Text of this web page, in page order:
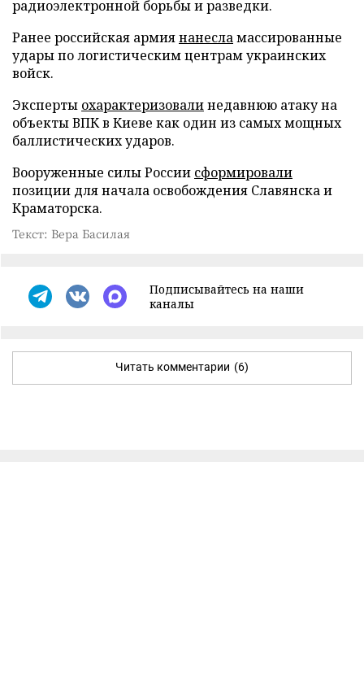
радиоэлектронной борьбы и разведки.
Ранее российская армиянанесламассированные
удары по логистическим центрам украинских
войск.
Эксперты охарактеризовалинедавнюю атаку на
объекты ВПК в Киеве как один из самых мощных
баллистических ударов.
Вооруженные силы России сформировали
позиции для начала освобождения Славянска и
Краматорска.
Текст: Вера Басилая
Подписывайтесь на наши
каналы
Читать комментарии (6)